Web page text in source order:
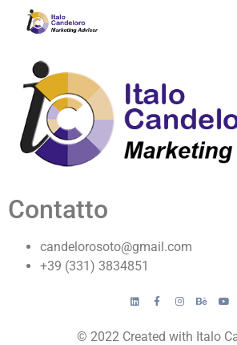
Contatto
candelorosoto@gmail.com
+39 (331) 3834851
© 2022 Created with Italo